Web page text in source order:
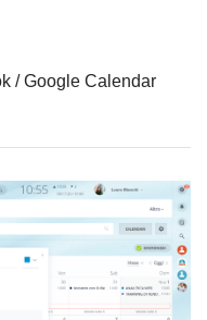
/ Google Calendar